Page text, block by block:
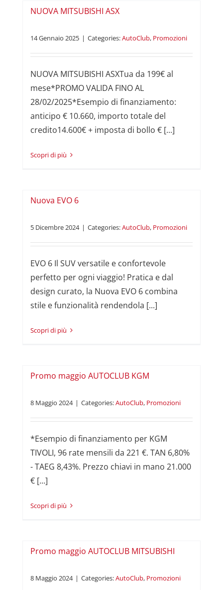
NUOVA MITSUBISHI ASX
14 Gennaio 2025 | Categories:AutoClub, Promozioni
NUOVA MITSUBISHI ASXTua da 199€ al
mese*PROMO VALIDA FINO AL
28/02/2025*Esempio di finanziamento:
anticipo € 10.660, importo totale del
credito14.600€ + imposta di bollo € [...]
Read More
Nuova EVO 6
5 Dicembre 2024 | Categories:AutoClub, Promozioni
EVO 6 Il SUV versatile e confortevole
perfetto per ogni viaggio! Pratica e dal
design curato, la Nuova EVO 6 combina
stile e funzionalità rendendola [...]
Read More
Promo maggio AUTOCLUB KGM
8 Maggio 2024 | Categories:AutoClub, Promozioni
*Esempio di finanziamento per KGM
TIVOLI, 96 rate mensili da 221 €. TAN 6,80%
- TAEG 8,43%. Prezzo chiavi in mano 21.000
€ [...]
Read More
Promo maggio AUTOCLUB MITSUBISHI
8 Maggio 2024 | Categories:AutoClub, Promozioni